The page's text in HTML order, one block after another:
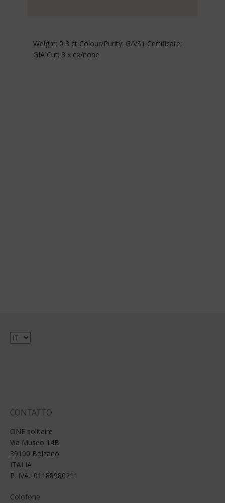
Weight: 0,8 ct Colour/Purity: G/VS1 Certificate:
GIA Cut: 3 x ex/none
Scegli
CONTATTO
ONE solitaire
Via Museo 14B
39100 Bolzano
ITALIA
P. IVA.: 01188980211
Colofone